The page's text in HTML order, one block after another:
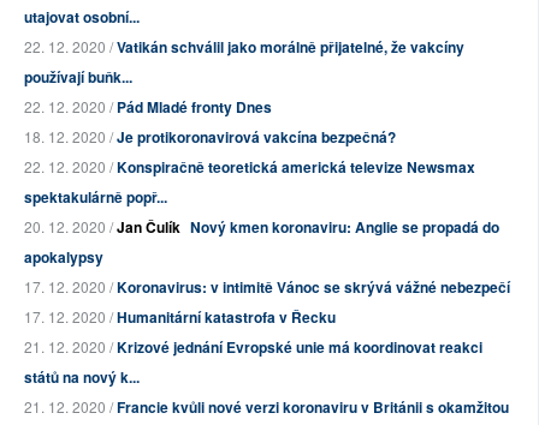
utajovat osobní...
22. 12. 2020 /Vatikán schválil jako morálně přijatelné, že vakcíny
používají buňk...
22. 12. 2020 /Pád Mladé fronty Dnes
18. 12. 2020 /Je protikoronavirová vakcína bezpečná?
22. 12. 2020 /Konspiračně teoretická americká televize Newsmax
spektakulárně popř...
20. 12. 2020 /Jan Čulík Nový kmen koronaviru: Anglie se propadá do
apokalypsy
17. 12. 2020 /Koronavirus: v intimitě Vánoc se skrývá vážné nebezpečí
17. 12. 2020 /Humanitární katastrofa v Řecku
21. 12. 2020 /Krizové jednání Evropské unie má koordinovat reakci
států na nový k...
21. 12. 2020 /Francie kvůli nové verzi koronaviru v Británii s okamžitou